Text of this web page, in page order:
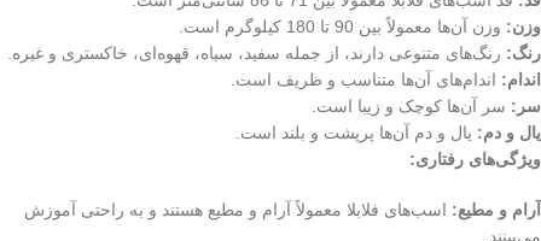
وزن: وزن آن‌ها معمولاً بین 90 تا 180 کیلوگرم است.
رنگ: رنگ‌های متنوعی دارند، از جمله سفید، سیاه، قهوه‌ای، خاکستری و غیره.
اندام: اندام‌های آن‌ها متناسب و ظریف است.
سر: سر آن‌ها کوچک و زیبا است.
یال و دم: یال و دم آن‌ها پرپشت و بلند است.
ویژگی‌های رفتاری:
آرام و مطیع: اسب‌های فلابلا معمولاً آرام و مطیع هستند و به راحتی آموزش
می‌بینند.